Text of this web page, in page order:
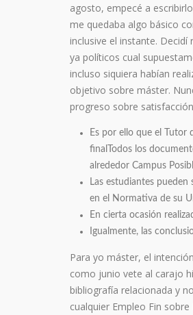
agosto, empecé a
me quedaba algo básico
inclusive el instante.
ya políticos cual
incluso siquiera habían
objetivo sobre máster.
progreso sobre
Es por ello que el Tutor
finalTodos los
alrededor Campus
Las estudiantes
en el Normativa de su
En cierta ocasión
Igualmente, las
Para yo máster, el
como junio vete al carajo
bibliografía relacionada y
cualquier Empleo Fin